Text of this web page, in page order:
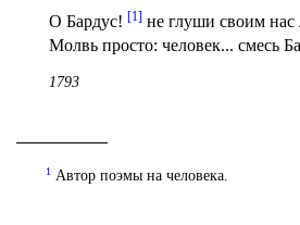
О Бардус! [1] не глуши своим
Молвь просто: человек... смесь
1793
1 Автор поэмы на человека.